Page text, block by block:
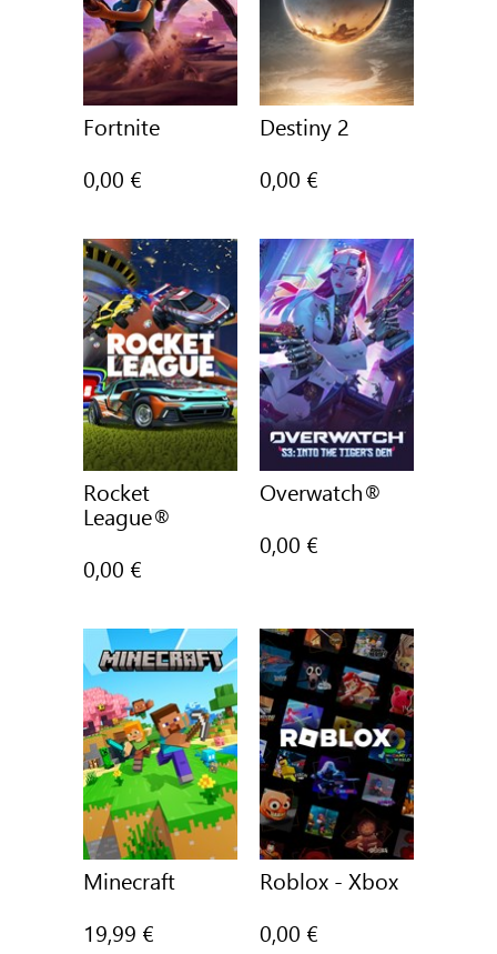
Fortnite
0,00 €
Destiny 2
0,00 €
Rocket
League®
0,00 €
Overwatch®
0,00 €
Minecraft
19,99 €
Roblox - Xbox
0,00 €